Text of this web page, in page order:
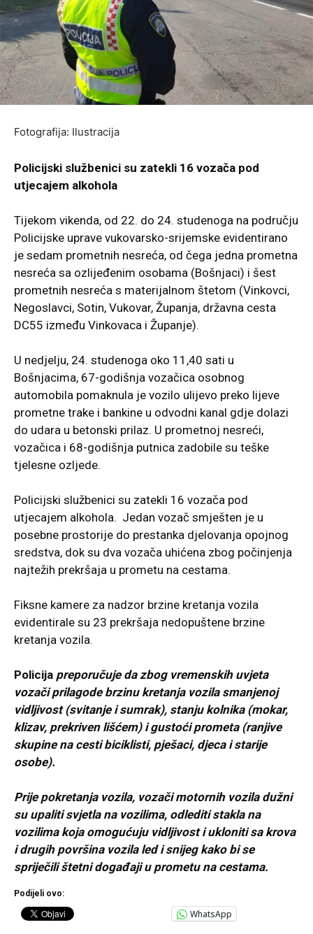
Fotografija: Ilustracija
Policijski službenici su zatekli 16 vozača pod
utjecajem alkohola
Tijekom vikenda, od 22. do 24. studenoga na području
Policijske uprave vukovarsko-srijemske evidentirano
je sedam prometnih nesreća, od čega jedna prometna
nesreća sa ozlijeđenim osobama (Bošnjaci) i šest
prometnih nesreća s materijalnom štetom (Vinkovci,
Negoslavci, Sotin, Vukovar, Županja, državna cesta
DC55 između Vinkovaca i Županje).
U nedjelju, 24. studenoga oko 11,40 sati u
Bošnjacima, 67-godišnja vozačica osobnog
automobila pomaknula je vozilo ulijevo preko lijeve
prometne trake i bankine u odvodni kanal gdje dolazi
do udara u betonski prilaz. U prometnoj nesreći,
vozačica i 68-godišnja putnica zadobile su teške
tjelesne ozljede.
Policijski službenici su zatekli 16 vozača pod
utjecajem alkohola. Jedan vozač smješten je u
posebne prostorije do prestanka djelovanja opojnog
sredstva, dok su dva vozača uhićena zbog počinjenja
najtežih prekršaja u prometu na cestama.
Fiksne kamere za nadzor brzine kretanja vozila
evidentirale su 23 prekršaja nedopuštene brzine
kretanja vozila.
Policija preporučuje da zbog vremenskih uvjeta
vozači prilagode brzinu kretanja vozila smanjenoj
vidljivost (svitanje i sumrak), stanju kolnika (mokar,
klizav, prekriven lišćem) i gustoći prometa (ranjive
skupine na cesti biciklisti, pješaci, djeca i starije
osobe).
Prije pokretanja vozila, vozači motornih vozila dužni
su upaliti svjetla na vozilima, odlediti stakla na
vozilima koja omogućuju vidljivost i ukloniti sa krova
i drugih površina vozila led i snijeg kako bi se
spriječili štetni događaji u prometu na cestama.
Podijeli ovo:
WhatsApp